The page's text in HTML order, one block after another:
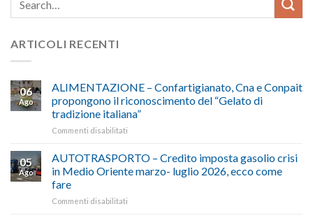
ARTICOLI RECENTI
06
Ago
ALIMENTAZIONE – Confartigianato, Cna e Conpait
propongono il riconoscimento del “Gelato di
tradizione italiana”
Commenti disabilitati
–
Confartigianato,
Cna
05
Ago
AUTOTRASPORTO – Credito imposta gasolio crisi
in Medio Oriente marzo- luglio 2026, ecco come
fare
Commenti disabilitati